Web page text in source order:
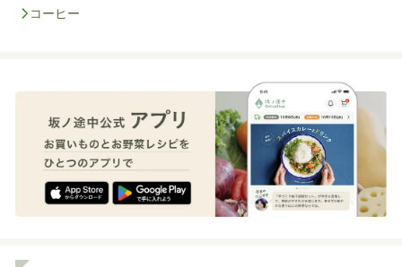
コーヒー